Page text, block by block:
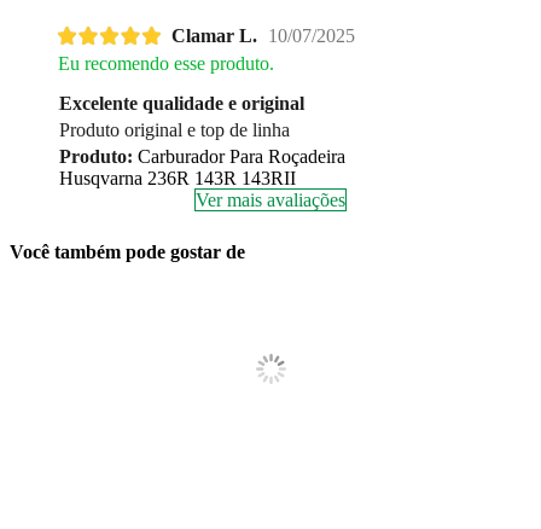
Clamar L. 10/07/2025
Eu recomendo esse produto.
Excelente qualidade e original
Produto original e top de linha
Produto: Carburador Para Roçadeira
Husqvarna 236R 143R 143RII
Ver mais avaliações
Você também pode gostar de